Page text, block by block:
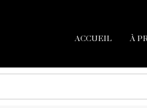
ACCUEIL À